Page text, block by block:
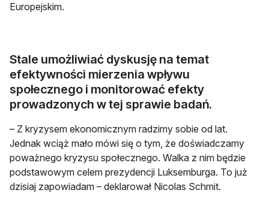
Europejskim.
Stale umożliwiać dyskusję na temat
efektywności mierzenia wpływu
społecznego i monitorować efekty
prowadzonych w tej sprawie badań.
– Z kryzysem ekonomicznym radzimy sobie od lat.
Jednak wciąż mało mówi się o tym, że doświadczamy
poważnego kryzysu społecznego. Walka z nim będzie
podstawowym celem prezydencji Luksemburga. To już
dzisiaj zapowiadam – deklarował Nicolas Schmit.